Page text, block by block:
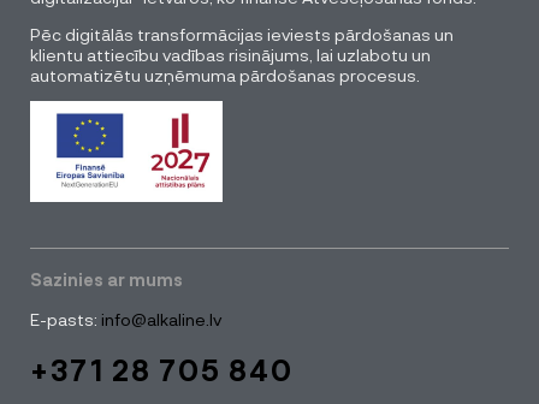
Pēc digitālās transformācijas ieviests pārdošanas un
klientu attiecību vadības risinājums, lai uzlabotu un
automatizētu uzņēmuma pārdošanas procesus.
Sazinies ar mums
E-pasts: info@alkaline.lv
+371 28 705 840